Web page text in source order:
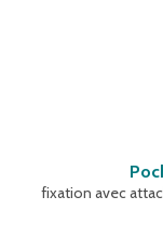
fixation avec